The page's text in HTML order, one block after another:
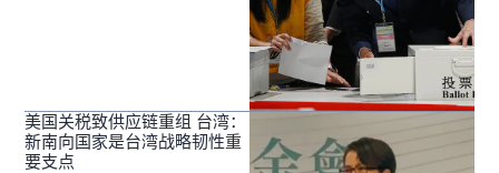
美国关税致供应链重组 台湾：
新南向国家是台湾战略韧性重
要支点